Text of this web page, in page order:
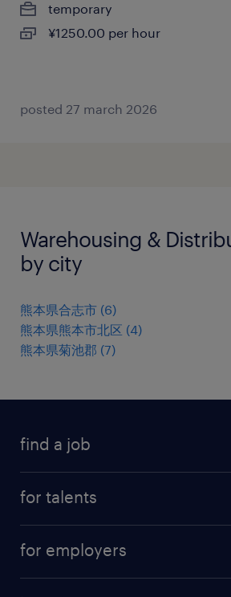
temporary
¥1250.00 per hour
posted 27 march 2026
Warehousing &
by city
熊本県合志市 (6)
熊本県熊本市北区 (4)
熊本県菊池郡 (7)
find a job
for talents
professional career
for employers